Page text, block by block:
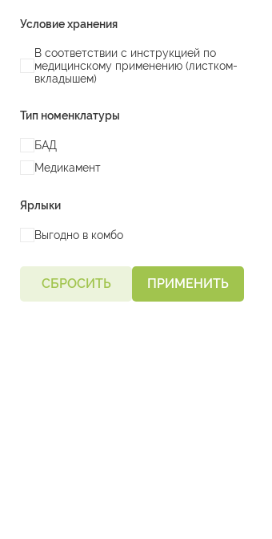
Условие хранения
В соответствии с инструкцией по
медицинскому применению (листком-
вкладышем)
Тип номенклатуры
БАД
Медикамент
Ярлыки
Выгодно в комбо
СБРОСИТЬ ПРИМЕНИТЬ